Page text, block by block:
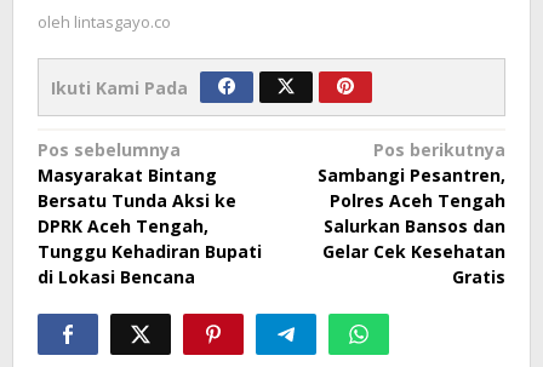
oleh lintasgayo.co
Ikuti Kami Pada
Navigasi
pos
Pos sebelumnya
Masyarakat Bintang
Bersatu Tunda Aksi ke
DPRK Aceh Tengah,
Tunggu Kehadiran Bupati
di Lokasi Bencana
Pos berikutnya
Sambangi Pesantren,
Polres Aceh Tengah
Salurkan Bansos dan
Gelar Cek Kesehatan
Gratis